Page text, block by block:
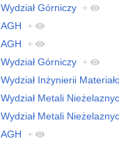
Wydział Górniczy +
AGH
+
AGH
+
Wydział Górniczy +
Wydział Inżynierii
Wydział Metali
Wydział Metali
AGH
+